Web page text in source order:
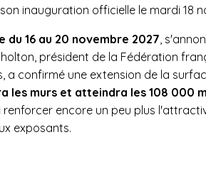
inauguration officielle le mardi 18
16 au 20 novembre 2027 ,
président de la Fédération
a confirmé une extension de la
les murs et atteindra les 108 000 m
renforcer encore un peu plus
exposants.